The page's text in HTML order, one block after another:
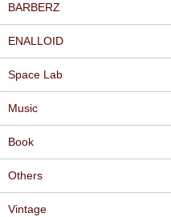
BARBERZ
ENALLOID
Space Lab
Music
Book
Others
Vintage